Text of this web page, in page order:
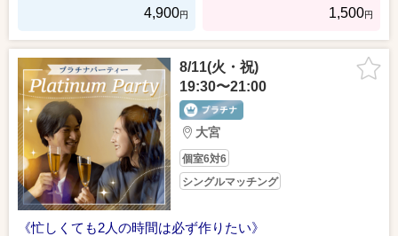
4,900円 1,500円
8/11(火・祝)
19:30〜21:00
大宮
個室6対6
シングルマッチング
《忙しくても2人の時間は必ず作りたい》